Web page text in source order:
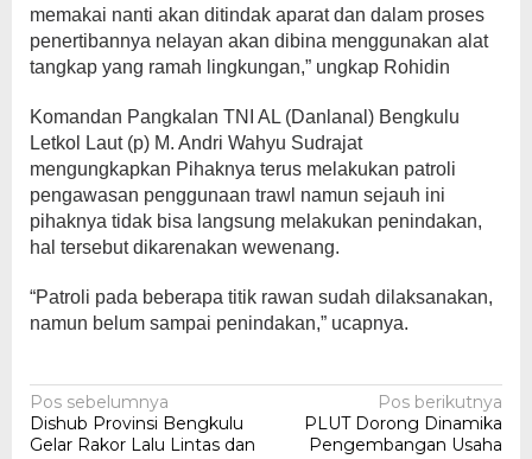
memakai nanti akan ditindak aparat dan dalam proses
penertibannya nelayan akan dibina menggunakan alat
tangkap yang ramah lingkungan,” ungkap Rohidin
Komandan Pangkalan TNI AL (Danlanal) Bengkulu
Letkol Laut (p) M. Andri Wahyu Sudrajat
mengungkapkan Pihaknya terus melakukan patroli
pengawasan penggunaan trawl namun sejauh ini
pihaknya tidak bisa langsung melakukan penindakan,
hal tersebut dikarenakan wewenang.
“Patroli pada beberapa titik rawan sudah dilaksanakan,
namun belum sampai penindakan,” ucapnya.
Navigasi
pos
Pos sebelumnya
Dishub Provinsi Bengkulu
Gelar Rakor Lalu Lintas dan
Pos berikutnya
PLUT Dorong Dinamika
Pengembangan Usaha